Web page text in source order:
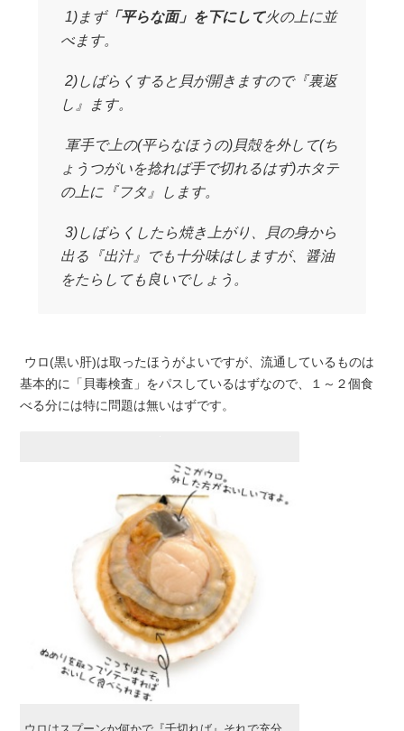
1)まず「平らな面」を下にして火の上に並
べます。
2)しばらくすると貝が開きますので『裏返
し』ます。
軍手で上の(平らなほうの)貝殻を外して(ち
ょうつがいを捻れば手で切れるはず)ホタテ
の上に『フタ』します。
3)しばらくしたら焼き上がり、貝の身から
出る『出汁』でも十分味はしますが、醤油
をたらしても良いでしょう。
ウロ(黒い肝)は取ったほうがよいですが、流通しているものは
基本的に「貝毒検査」をパスしているはずなので、１～２個食
べる分には特に問題は無いはずです。